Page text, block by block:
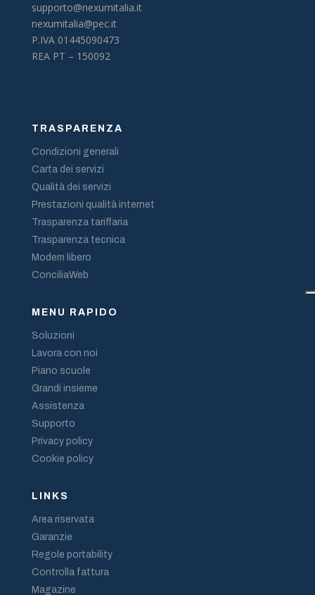
supporto@nexumitalia.it
nexumitalia@pec.it
P.IVA 01445090473
REA PT – 150092
TRASPARENZA
Condizioni generali
Carta dei servizi
Qualità dei servizi
Prestazioni qualità internet
Trasparenza tariffaria
Trasparenza tecnica
Modem libero
ConciliaWeb
MENU RAPIDO
Soluzioni
Lavora con noi
Piano scuole
Grandi insieme
Assistenza
Supporto
Privacy policy
Cookie policy
LINKS
Area riservata
Garanzie
Regole portability
Controlla fattura
Magazine